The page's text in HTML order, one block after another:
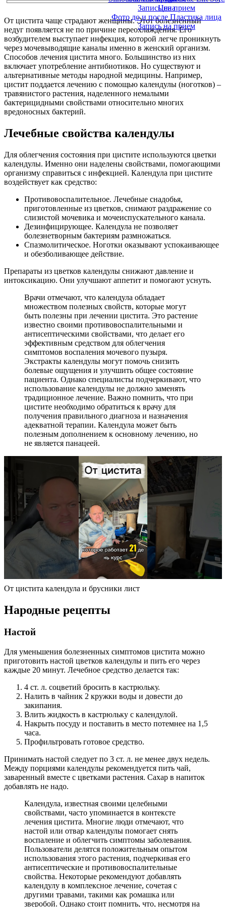
Цена
Фото до и после Пластика лица
Запись на прием
Запись на прием
От цистита чаще страдают женщины. Этот болезненный
недуг появляется не по причине переохлаждения. Его
возбудителем выступает инфекция, которой легче проникнуть
через мочевыводящие каналы именно в женский организм.
Способов лечения цистита много. Большинство из них
включает употребление антибиотиков. Но существуют и
альтернативные методы народной медицины. Например,
цистит поддается лечению с помощью календулы (ноготков) –
травянистого растения, наделенного немалыми
бактерицидными свойствами относительно многих
вредоносных бактерий.
Лечебные свойства календулы
Для облегчения состояния при цистите используются цветки
календулы. Именно они наделены свойствами, помогающими
организму справиться с инфекцией. Календула при цистите
воздействует как средство:
Противовоспалительное. Лечебные снадобья,
приготовленные из цветков, снимают раздражение со
слизистой мочевика и мочеиспускательного канала.
Дезинфицирующее. Календула не позволяет
болезнетворным бактериям размножаться.
Спазмолитическое. Ноготки оказывают успокаивающее
и обезболивающее действие.
Препараты из цветков календулы снижают давление и
интоксикацию. Они улучшают аппетит и помогают уснуть.
Врачи отмечают, что календула обладает
множеством полезных свойств, которые могут
быть полезны при лечении цистита. Это растение
известно своими противовоспалительными и
антисептическими свойствами, что делает его
эффективным средством для облегчения
симптомов воспаления мочевого пузыря.
Экстракты календулы могут помочь снизить
болевые ощущения и улучшить общее состояние
пациента. Однако специалисты подчеркивают, что
использование календулы не должно заменять
традиционное лечение. Важно помнить, что при
цистите необходимо обратиться к врачу для
получения правильного диагноза и назначения
адекватной терапии. Календула может быть
полезным дополнением к основному лечению, но
не является панацеей.
От цистита календула и брусники лист
Народные рецепты
Настой
Для уменьшения болезненных симптомов цистита можно
приготовить настой цветков календулы и пить его через
каждые 20 минут. Лечебное средство делается так:
4 ст. л. соцветий бросить в кастрюльку.
Налить в чайник 2 кружки воды и довести до
закипания.
Влить жидкость в кастрюльку с календулой.
Накрыть посуду и поставить в место потемнее на 1,5
часа.
Профильтровать готовое средство.
Принимать настой следует по 3 ст. л. не менее двух недель.
Между порциями календулы рекомендуется пить чай,
заваренный вместе с цветками растения. Сахар в напиток
добавлять не надо.
Календула, известная своими целебными
свойствами, часто упоминается в контексте
лечения цистита. Многие люди отмечают, что
настой или отвар календулы помогает снять
воспаление и облегчить симптомы заболевания.
Пользователи делятся положительным опытом
использования этого растения, подчеркивая его
антисептические и противовоспалительные
свойства. Некоторые рекомендуют добавлять
календулу в комплексное лечение, сочетая с
другими травами, такими как ромашка или
зверобой. Однако стоит помнить, что, несмотря на